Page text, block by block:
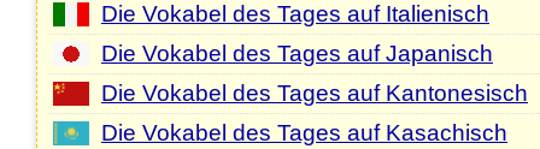
Die Vokabel des Tages auf Italienisch
Die Vokabel des Tages auf Japanisch
Die Vokabel des Tages auf Kantonesisch
Die Vokabel des Tages auf Kasachisch